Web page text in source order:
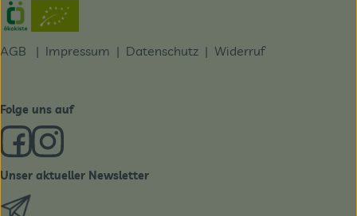
Externer Link zu https://www.oekokiste.de/
AGB | Impressum | Datenschutz | Widerruf
Folge uns auf
Externer Link zu https://www.facebook.com/derBiobote/
Externer Link zu https://www.instagram.com/
Unser aktueller Newsletter